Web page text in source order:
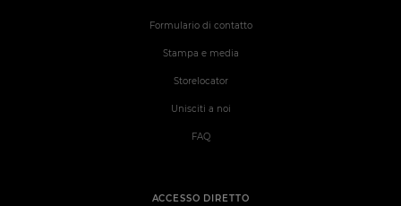
ACCESSO DIRETTO
Formulario di contatto
Stampa e media
Storelocator
Unisciti a noi
FAQ